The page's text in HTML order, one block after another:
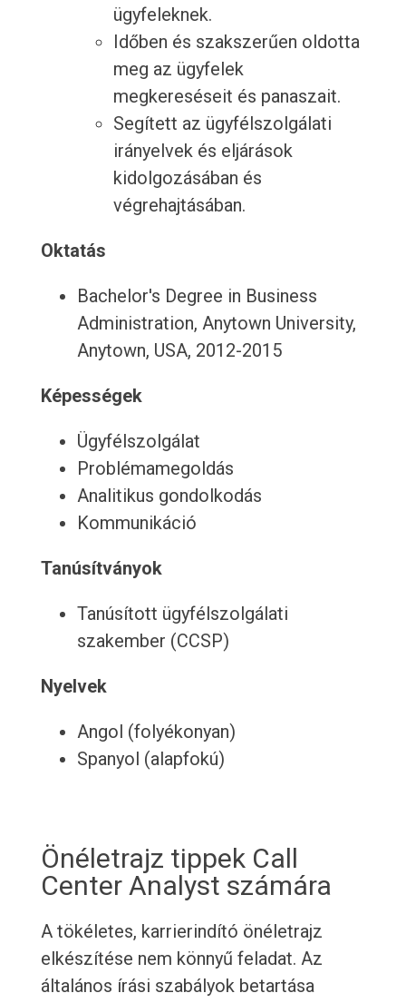
ügyfeleknek.
Időben és szakszerűen oldotta
meg az ügyfelek
megkereséseit és panaszait.
Segített az ügyfélszolgálati
irányelvek és eljárások
kidolgozásában és
végrehajtásában.
Oktatás
Bachelor's Degree in Business
Administration, Anytown University,
Anytown, USA, 2012-2015
Képességek
Ügyfélszolgálat
Problémamegoldás
Analitikus gondolkodás
Kommunikáció
Tanúsítványok
Tanúsított ügyfélszolgálati
szakember (CCSP)
Nyelvek
Angol (folyékonyan)
Spanyol (alapfokú)
Önéletrajz tippek Call
Center Analyst számára
A tökéletes, karrierindító önéletrajz
elkészítése nem könnyű feladat. Az
általános írási szabályok betartása